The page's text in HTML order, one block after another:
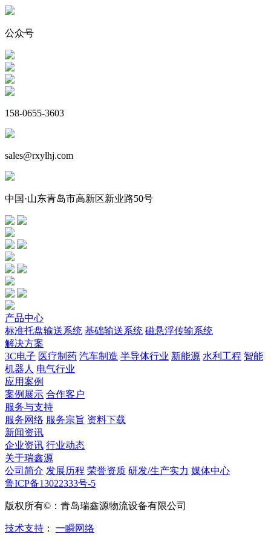
公众号
158-0655-3603
sales@rxylhj.com
中国·山东青岛市高新区新业路50号
产品中心
标准托盘输送系统 基础输送系统 磁悬浮传输系统
解决方案
3C电子 医疗制药 汽车制造 半导体行业 新能源 水利工程 智能
机器人 电气行业
应用案例
案例展示 合作客户
服务与支持
服务网络 服务宗旨 资料下载
新闻资讯
企业资讯 行业动态
关于瑞鑫源
公司简介 发展历程 荣誉资质 研发/生产实力 媒体中心
鲁ICP备13022333号-5
版权所有©：青岛瑞鑫源物流设备有限公司
技术支持 ： 一瞬网络